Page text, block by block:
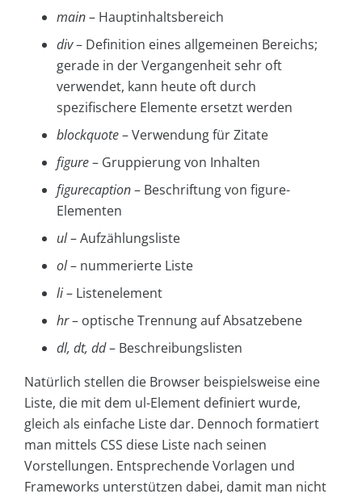
main– Hauptinhaltsbereich
div– Definition eines allgemeinen Bereichs;
gerade in der Vergangenheit sehr oft
verwendet, kann heute oft durch
spezifischere Elemente ersetzt werden
blockquote– Verwendung für Zitate
figure– Gruppierung von Inhalten
figurecaption– Beschriftung von figure-
Elementen
ul– Aufzählungsliste
ol– nummerierte Liste
li– Listenelement
hr– optische Trennung auf Absatzebene
dl, dt, dd– Beschreibungslisten
Natürlich stellen die Browser beispielsweise eine
Liste, die mit dem ul-Element definiert wurde,
gleich als einfache Liste dar. Dennoch formatiert
man mittels CSS diese Liste nach seinen
Vorstellungen. Entsprechende Vorlagen und
Frameworks unterstützen dabei, damit man nicht